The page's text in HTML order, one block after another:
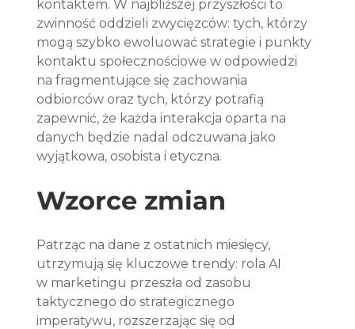
kontaktem. W najbliższej przyszłości to
zwinność oddzieli zwycięzców: tych, którzy
mogą szybko ewoluować strategie i punkty
kontaktu społecznościowe w odpowiedzi
na fragmentujące się zachowania
odbiorców oraz tych, którzy potrafią
zapewnić, że każda interakcja oparta na
danych będzie nadal odczuwana jako
wyjątkowa, osobista i etyczna.
Wzorce zmian
Patrząc na dane z ostatnich miesięcy,
utrzymują się kluczowe trendy: rola AI
w marketingu przeszła od zasobu
taktycznego do strategicznego
imperatywu, rozszerzając się od